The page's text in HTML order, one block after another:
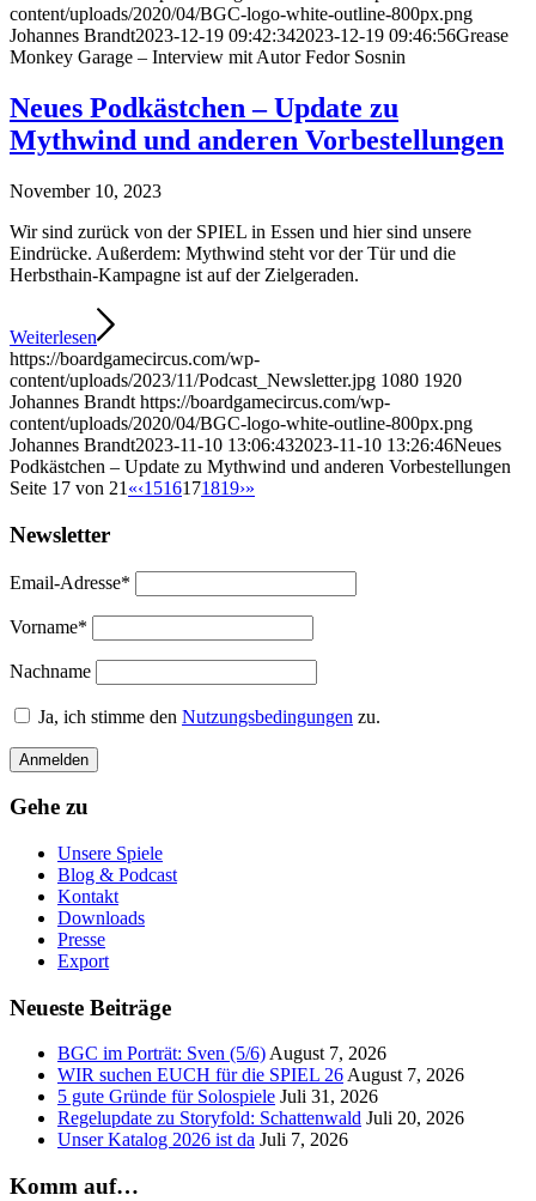
content/uploads/2020/04/BGC-logo-white-outline-800px.png
Johannes Brandt2023-12-19 09:42:342023-12-19 09:46:56Grease
Monkey Garage – Interview mit Autor Fedor Sosnin
Neues Podkästchen – Update zu
Mythwind und anderen Vorbestellungen
November 10, 2023
Wir sind zurück von der SPIEL in Essen und hier sind unsere
Eindrücke. Außerdem: Mythwind steht vor der Tür und die
Herbsthain-Kampagne ist auf der Zielgeraden.
Weiterlesen
https://boardgamecircus.com/wp-
content/uploads/2023/11/Podcast_Newsletter.jpg 1080 1920
Johannes Brandt https://boardgamecircus.com/wp-
content/uploads/2020/04/BGC-logo-white-outline-800px.png
Johannes Brandt2023-11-10 13:06:432023-11-10 13:26:46Neues
Podkästchen – Update zu Mythwind und anderen Vorbestellungen
Seite 17 von 21 «‹1516171819›»
Newsletter
Email-Adresse*
Vorname*
Nachname
Ja, ich stimme den Nutzungsbedingungen zu.
Gehe zu
Unsere Spiele
Blog & Podcast
Kontakt
Downloads
Presse
Export
Neueste Beiträge
BGC im Porträt: Sven (5/6)August 7, 2026
WIR suchen EUCH für die SPIEL 26August 7, 2026
5 gute Gründe für Solospiele Juli 31, 2026
Regelupdate zu Storyfold: Schattenwald Juli 20, 2026
Unser Katalog 2026 ist da Juli 7, 2026
Komm auf…